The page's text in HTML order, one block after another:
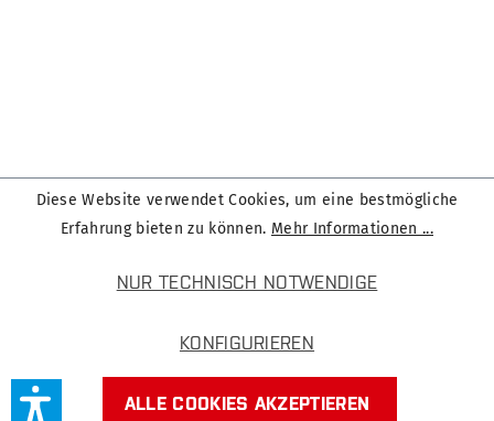
Diese Website verwendet Cookies, um eine bestmögliche
Erfahrung bieten zu können. Mehr Informationen ...
NUR TECHNISCH NOTWENDIGE
KONFIGURIEREN
ALLE COOKIES AKZEPTIEREN